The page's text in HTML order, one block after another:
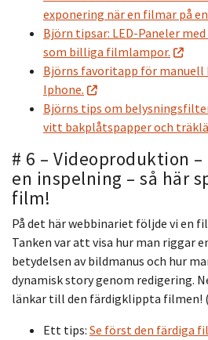
exponering när en filmar på
Björn tipsar: LED-Paneler
som billiga filmlampor.
Björns favoritapp för manuell
Iphone.
Björns tips om
vitt bakplåtspapper och
# 6 – Videoproduktion
en inspelning – så här
film!
På det här webbinariet följde vi en
Tanken var att visa hur man riggar
betydelsen av bildmanus och hur
dynamisk story genom redigering.
länkar till den färdigklippta filmen!
Ett tips: Se först den färdiga